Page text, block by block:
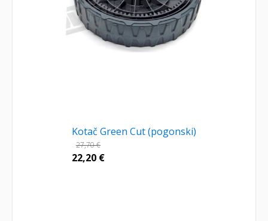
Kotač Green Cut (pogonski)
27,70€
22,20 €